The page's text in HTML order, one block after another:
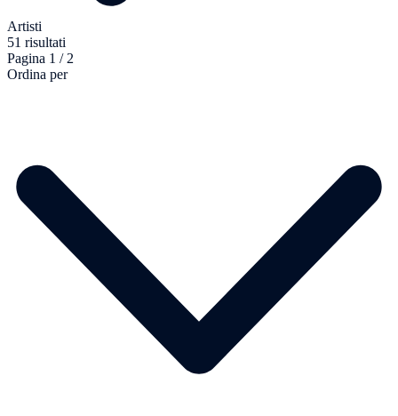
Artisti
51 risultati
Pagina 1 / 2
Ordina per